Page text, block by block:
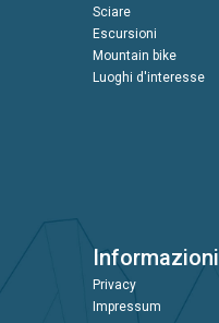
Sciare
Escursioni
Mountain bike
Luoghi d'interesse
Informazioni
Privacy
Impressum